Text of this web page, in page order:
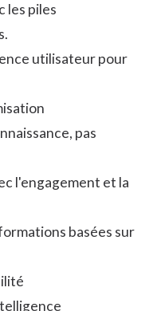
les piles
utilisateur pour
pas
l'engagement et la
basées sur